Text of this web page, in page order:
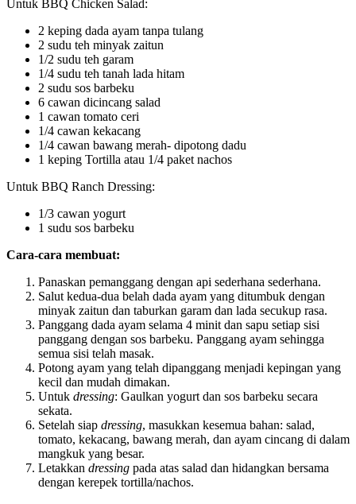
Untuk BBQ Chicken Salad:
2 keping dada ayam tanpa tulang
2 sudu teh minyak zaitun
1/2 sudu teh garam
1/4 sudu teh tanah lada hitam
2 sudu sos barbeku
6 cawan dicincang salad
1 cawan tomato ceri
1/4 cawan kekacang
1/4 cawan bawang merah- dipotong dadu
1 keping Tortilla atau 1/4 paket nachos
Untuk BBQ Ranch Dressing:
1/3 cawan yogurt
1 sudu sos barbeku
Cara-cara membuat:
Panaskan pemanggang dengan api sederhana sederhana.
Salut kedua-dua belah dada ayam yang ditumbuk dengan
minyak zaitun dan taburkan garam dan lada secukup rasa.
Panggang dada ayam selama 4 minit dan sapu setiap sisi
panggang dengan sos barbeku. Panggang ayam sehingga
semua sisi telah masak.
Potong ayam yang telah dipanggang menjadi kepingan yang
kecil dan mudah dimakan.
Untuk dressing: Gaulkan yogurt dan sos barbeku secara
sekata.
Setelah siap dressing, masukkan kesemua bahan: salad,
tomato, kekacang, bawang merah, dan ayam cincang di dalam
mangkuk yang besar.
Letakkan dressing pada atas salad dan hidangkan bersama
dengan kerepek tortilla/nachos.